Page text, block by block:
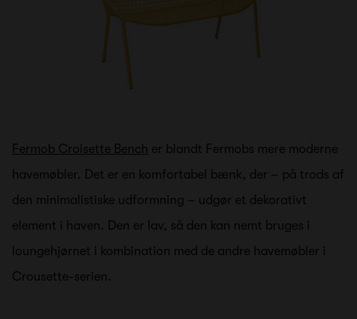
Fermob Croisette Bench er blandt Fermobs mere moderne
havemøbler. Det er en komfortabel bænk, der – på trods af
den minimalistiske udformning – udgør et dekorativt
element i haven. Den er lav, så den kan nemt bruges i
loungehjørnet i kombination med de andre havemøbler i
Crousette-serien.